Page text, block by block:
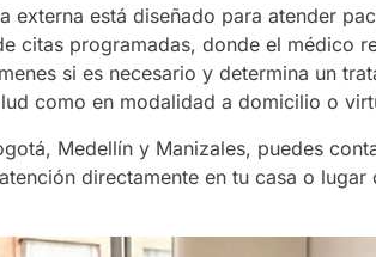
externa está diseñado para atender
citas programadas, donde el médico
si es necesario y determina un
como en modalidad a domicilio o
Medellín y Manizales, puedes
directamente en tu casa o